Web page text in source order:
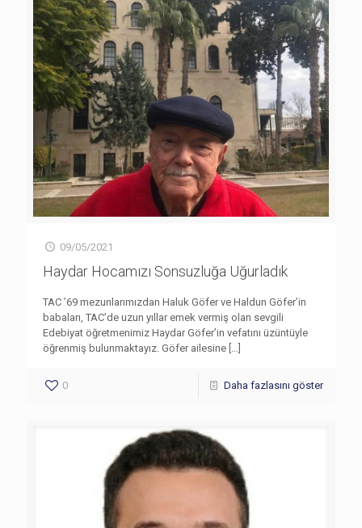
09/05/2021
Haydar Hocamızı Sonsuzluğa Uğurladık
TAC ’69 mezunlarımızdan Haluk Göfer ve Haldun Göfer’in
babaları, TAC’de uzun yıllar emek vermiş olan sevgili
Edebiyat öğretmenimiz Haydar Göfer’in vefatını üzüntüyle
öğrenmiş bulunmaktayız. Göfer ailesine […]
0 Daha fazlasını göster